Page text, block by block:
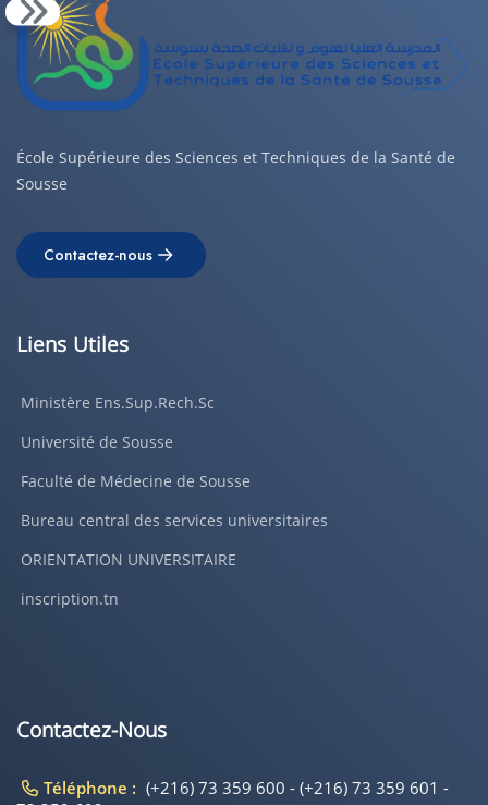
École Supérieure des Sciences et Techniques de la Santé de
Sousse
Contactez-nous
Liens Utiles
Ministère Ens.Sup.Rech.Sc
Université de Sousse
Faculté de Médecine de Sousse
Bureau central des services universitaires
ORIENTATION UNIVERSITAIRE
inscription.tn
Contactez-Nous
Téléphone : (+216) 73 359 600 - (+216) 73 359 601 -